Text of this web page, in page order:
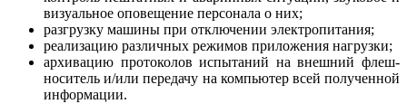
визуальное оповещение персонала о них;
разгрузку машины при отключении электропитания;
реализацию различных режимов приложения нагрузки;
архивацию протоколов испытаний на внешний флеш-
носитель и/или передачу на компьютер всей полученной
информации.